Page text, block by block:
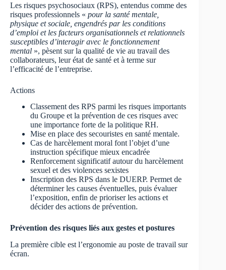
Les risques psychosociaux (RPS), entendus comme des
risques professionnels « pour la santé mentale,
physique et sociale, engendrés par les conditions
d’emploi et les facteurs organisationnels et relationnels
susceptibles d’interagir avec le fonctionnement
mental », pèsent sur la qualité de vie au travail des
collaborateurs, leur état de santé et à terme sur
l’efficacité de l’entreprise.
Actions
Classement des RPS parmi les risques importants
du Groupe et la prévention de ces risques avec
une importance forte de la politique RH.
Mise en place des secouristes en santé mentale.
Cas de harcèlement moral font l’objet d’une
instruction spécifique mieux encadrée
Renforcement significatif autour du harcèlement
sexuel et des violences sexistes
Inscription des RPS dans le DUERP. Permet de
déterminer les causes éventuelles, puis évaluer
l’exposition, enfin de prioriser les actions et
décider des actions de prévention.
Prévention des risques liés aux gestes et postures
La première cible est l’ergonomie au poste de travail sur
écran.